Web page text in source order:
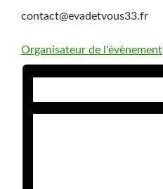
contact@evadetvous33.fr
Organisateur de l'évènement